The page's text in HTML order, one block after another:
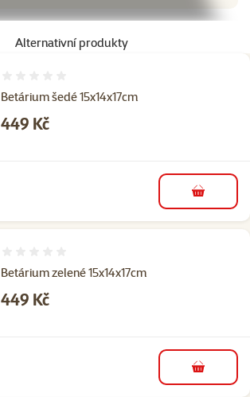
Alternativní produkty
Betárium šedé 15x14x17cm
Cena
449 Kč
do košíku
Betárium zelené 15x14x17cm
Cena
449 Kč
do košíku